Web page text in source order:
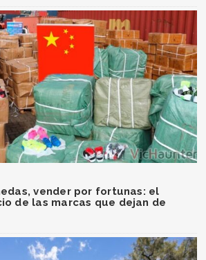
vender por fortunas: el
de las marcas que dejan de